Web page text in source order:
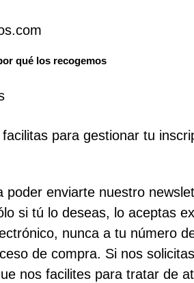
qué los recogemos
para gestionar tu
poder enviarte nuestro
si tú lo deseas, lo aceptas
nunca a tu número
de compra. Si nos
nos facilites para tratar de